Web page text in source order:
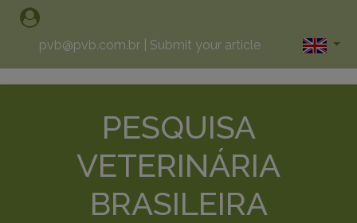
pvb@pvb.com.br Submit your article
PESQUISA
VETERINÁRIA
BRASILEIRA